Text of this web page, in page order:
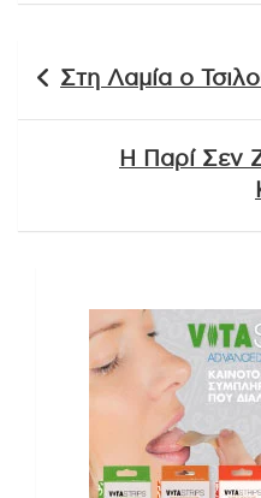
άρθρων
Στη Λαμία ο
Η Παρί Σεν